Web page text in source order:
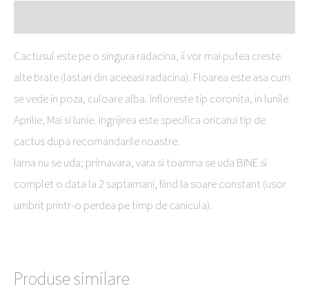
Cactusul este pe o singura radacina, ii vor mai putea creste
alte brate (lastari din aceeasi radacina). Floarea este asa cum
se vede in poza, culoare alba. Infloreste tip coronita, in lunile
Aprilie, Mai si Iunie. Ingrijirea este specifica oricarui tip de
cactus dupa recomandarile noastre.
Iarna nu se uda; primavara, vara si toamna se uda BINE si
complet o data la 2 saptamani, fiind la soare constant (usor
umbrit printr-o perdea pe timp de canicula).
Produse similare